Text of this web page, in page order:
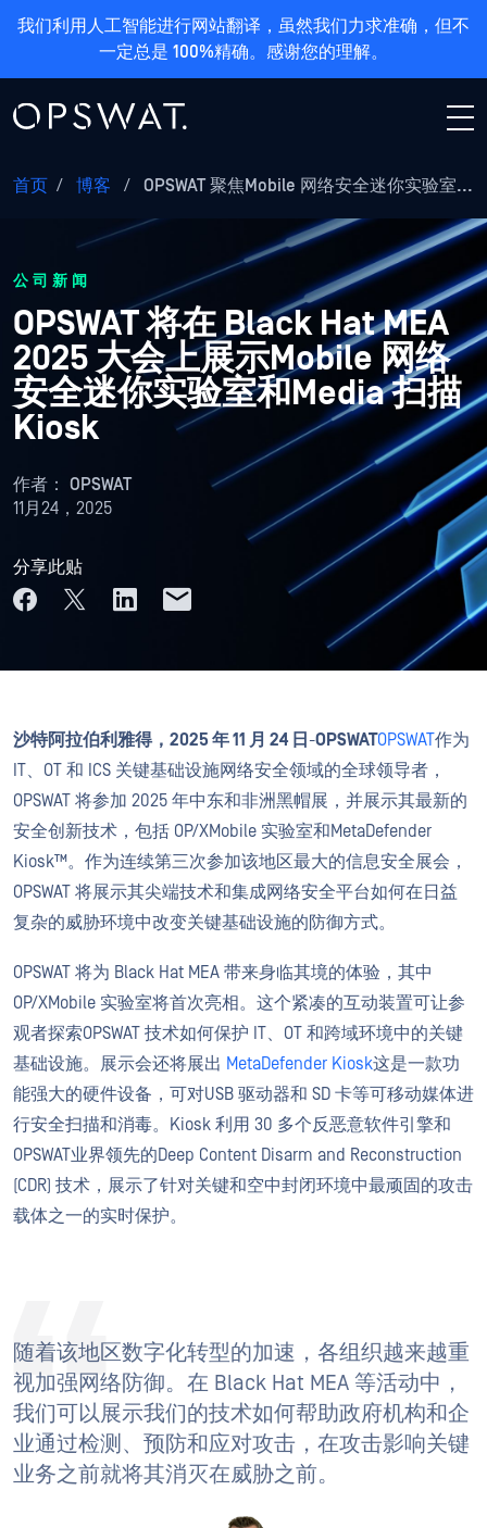
我们利用人工智能进行网站翻译，虽然我们力求准确，但不
一定总是 100%精确。感谢您的理解。
首页 / 博客 / OPSWAT 聚焦Mobile 网络安全迷你实验室...
公司新闻
OPSWAT 将在 Black Hat MEA
2025 大会上展示Mobile 网络
安全迷你实验室和Media 扫描
Kiosk
作者： OPSWAT
11月24，2025
分享此贴
沙特阿拉伯利雅得，2025 年 11 月 24 日 -OPSWATOPSWAT作为
IT、OT 和 ICS 关键基础设施网络安全领域的全球领导者，
OPSWAT 将参加 2025 年中东和非洲黑帽展，并展示其最新的
安全创新技术，包括 OP/XMobile 实验室和MetaDefender
Kiosk™。作为连续第三次参加该地区最大的信息安全展会，
OPSWAT 将展示其尖端技术和集成网络安全平台如何在日益
复杂的威胁环境中改变关键基础设施的防御方式。
OPSWAT 将为 Black Hat MEA 带来身临其境的体验，其中
OP/XMobile 实验室将首次亮相。这个紧凑的互动装置可让参
观者探索OPSWAT 技术如何保护 IT、OT 和跨域环境中的关键
基础设施。展示会还将展出 MetaDefender Kiosk这是一款功
能强大的硬件设备，可对USB 驱动器和 SD 卡等可移动媒体进
行安全扫描和消毒。Kiosk 利用 30 多个反恶意软件引擎和
OPSWAT业界领先的Deep Content Disarm and Reconstruction
(CDR) 技术，展示了针对关键和空中封闭环境中最顽固的攻击
载体之一的实时保护。
随着该地区数字化转型的加速，各组织越来越重
视加强网络防御。在 Black Hat MEA 等活动中，
我们可以展示我们的技术如何帮助政府机构和企
业通过检测、预防和应对攻击，在攻击影响关键
业务之前就将其消灭在威胁之前。